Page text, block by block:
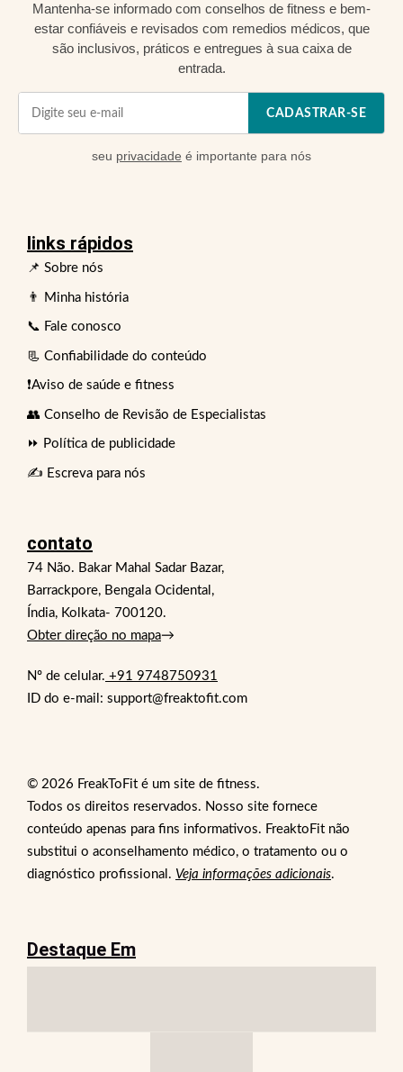
Mantenha-se informado com conselhos de fitness e bem-
estar confiáveis e revisados com remedios médicos, que
são inclusivos, práticos e entregues à sua caixa de
entrada.
CADASTRAR-SE
seu privacidade é importante para nós
links rápidos
📌 Sobre nós
👨 Minha história
📞 Fale conosco
📃 Confiabilidade do conteúdo
❗Aviso de saúde e fitness
👥 Conselho de Revisão de Especialistas
⏩ Política de publicidade
✍️ Escreva para nós
contato
74 Não. Bakar Mahal Sadar Bazar,
Barrackpore, Bengala Ocidental,
Índia, Kolkata- 700120.
Obter direção no mapa→
Nº de celular. +91 9748750931
ID do e-mail: support@freaktofit.com
© 2026 FreakToFit é um site de fitness.
Todos os direitos reservados. Nosso site fornece
conteúdo apenas para fins informativos. FreaktoFit não
substitui o aconselhamento médico, o tratamento ou o
diagnóstico profissional. Veja informações adicionais.
Destaque Em